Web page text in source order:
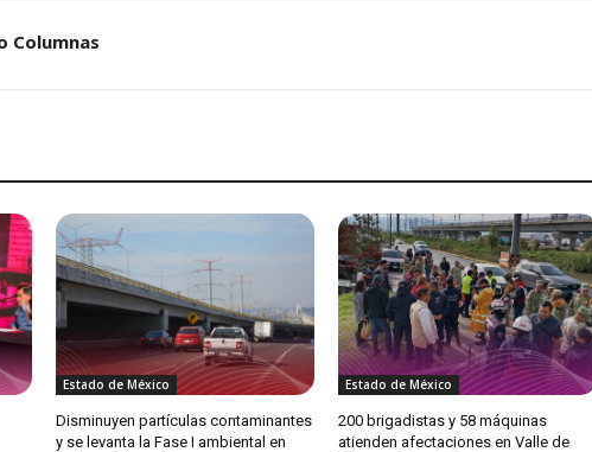
Columnas
Estado de México
Disminuyen partículas contaminantes
y se levanta la Fase I ambiental en
Estado de México
200 brigadistas y 58 máquinas
atienden afectaciones en Valle de